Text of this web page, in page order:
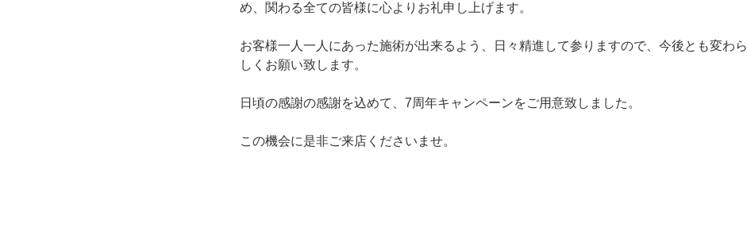
め、関わる全ての皆様に心よりお礼申し上げます。
お客様一人一人にあった施術が出来るよう、日々精進して参りますので、今後とも変わ
しくお願い致します。
日頃の感謝の感謝を込めて、7周年キャンペーンをご用意致しました。
この機会に是非ご来店くださいませ。